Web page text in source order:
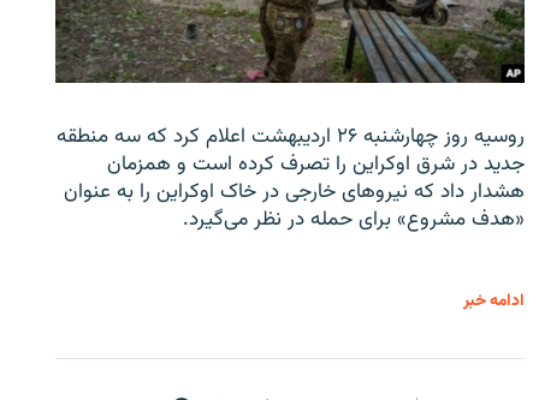
روسیه روز چهارشنبه ۲۶ اردیبهشت اعلام کرد که سه منطقه
جدید در شرق اوکراین را تصرف کرده است و همزمان
هشدار داد که نیروهای خارجی در خاک اوکراین را به عنوان
«هدف مشروع» برای حمله در نظر می‌گیرد.
ادامه خبر